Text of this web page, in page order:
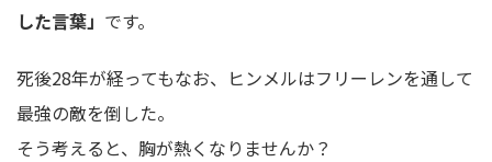
した言葉」 です。
死後28年が経ってもなお、ヒンメルはフリーレンを通して
最強の敵を倒した。
そう考えると、胸が熱くなりませんか？